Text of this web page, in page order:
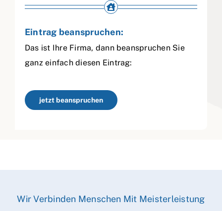
Eintrag beanspruchen:
Das ist Ihre Firma, dann beanspruchen Sie
ganz einfach diesen Eintrag:
jetzt beanspruchen
Wir Verbinden Menschen Mit Meisterleistung